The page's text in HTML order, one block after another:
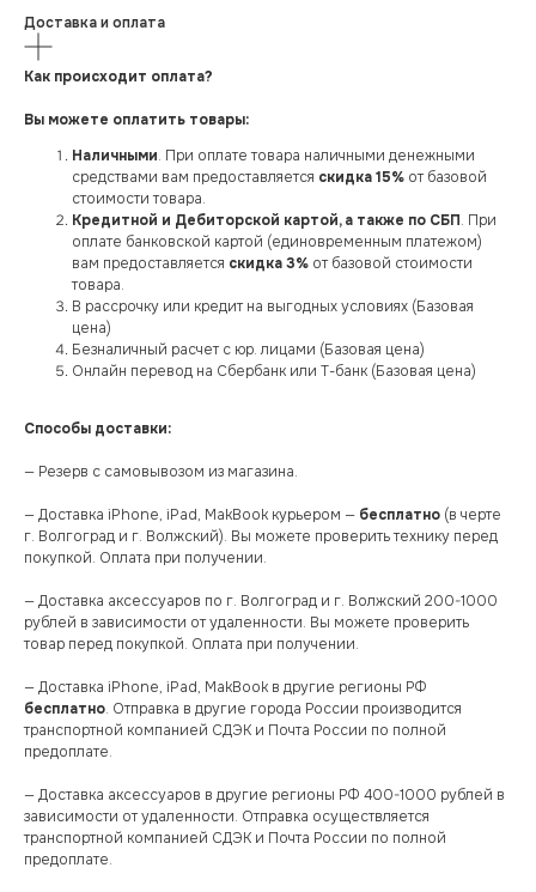
Доставка и оплата
Как происходит оплата?
Вы можете оплатить товары:
Наличными. При оплате товара наличными денежными
средствами вам предоставляется скидка 15% от базовой
стоимости товара.
Кредитной и Дебиторской картой, а также по СБП. При
оплате банковской картой (единовременным платежом)
вам предоставляется скидка 3% от базовой стоимости
товара.
В рассрочку или кредит на выгодных условиях (Базовая
цена)
Безналичный расчет с юр. лицами (Базовая цена)
Онлайн перевод на Сбербанк или Т-банк (Базовая цена)
Способы доставки:
— Резерв с самовывозом из магазина.
— Доставка iPhone, iPad, MakBook курьером — бесплатно (в черте
г. Волгоград и г. Волжский). Вы можете проверить технику перед
покупкой. Оплата при получении.
— Доставка аксессуаров по г. Волгоград и г. Волжский 200-1000
рублей в зависимости от удаленности. Вы можете проверить
товар перед покупкой. Оплата при получении.
— Доставка iPhone, iPad, MakBook в другие регионы РФ
бесплатно. Отправка в другие города России производится
транспортной компанией СДЭК и Почта России по полной
предоплате.
— Доставка аксессуаров в другие регионы РФ 400-1000 рублей в
зависимости от удаленности. Отправка осуществляется
транспортной компанией СДЭК и Почта России по полной
предоплате.